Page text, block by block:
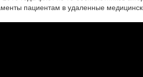
пациентам в удаленные